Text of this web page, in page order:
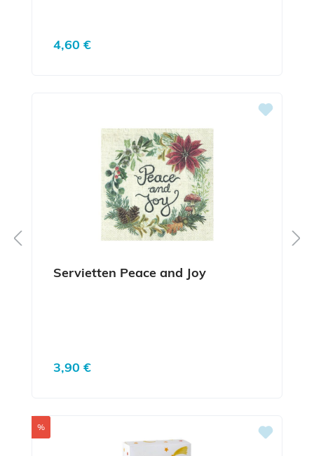
Regulärer Preis:
4,60 €
Servietten Peace and Joy
Regulärer Preis:
3,90 €
Rabatt
%